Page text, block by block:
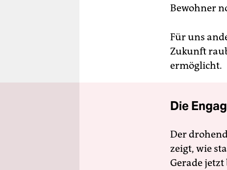
Bewohner
Für uns
Zukunft
ermöglicht.
Die
Der
zeigt, wie
Gerade